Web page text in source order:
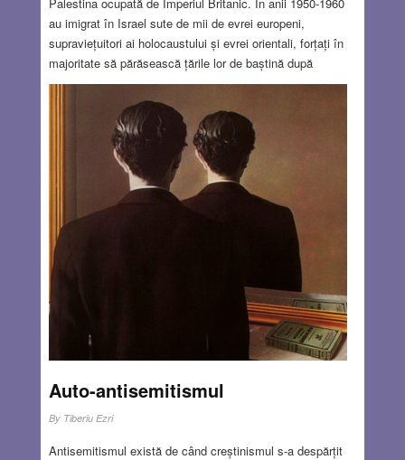
au imigrat în Israel sute de mii de evrei europeni,
supraviețuitori ai holocaustului și evrei orientali, forțați în
majoritate să părăsească țările lor de baștină după
declararea independenței statului evreiesc, Israel. Ca orice
început într-o țară nouă, situația emigranților era grea, dată
fiind economia nedezvoltată în noul stat Israel, care era
înconjurat de inamici și zguduit de războaiele cu statele
arabe în anii ’48, ’56, ’67 și cele de mai târziu, la fel și de
situația de beligeranță permanentă în perioadele dintre
Read more…
OCT 17, 2019 21 COMMENTS
Auto-antisemitismul
By Tiberiu Ezri
Antisemitismul există de când creștinismul s-a despărțit